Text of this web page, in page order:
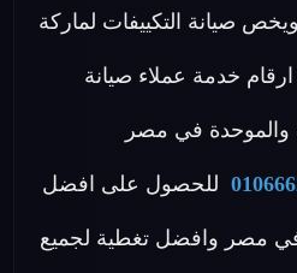
صيانة التكييفات لماركة
خدمة عملاء صيانة
والموحدة في مصر
للحصول على افضل
مصر وافضل تغطية لجميع